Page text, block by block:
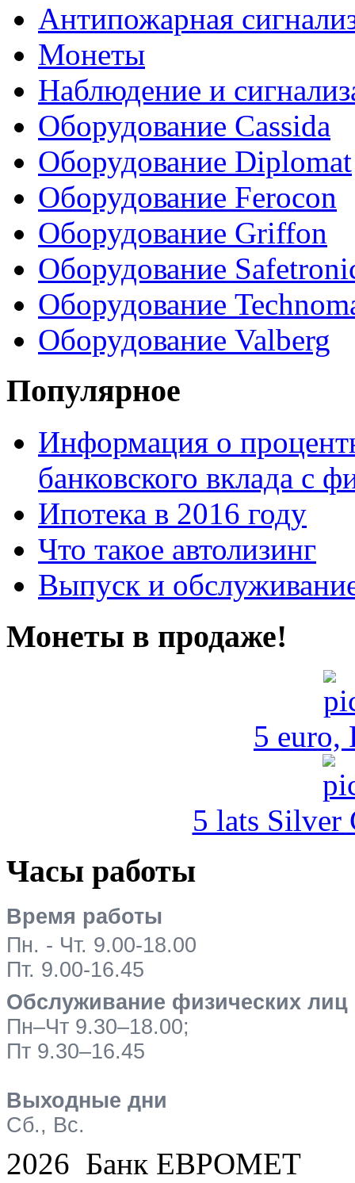
Антипожарная
Монеты
Наблюдение и
Оборудование Cassida
Оборудование Diplomat
Оборудование Ferocon
Оборудование Griffon
Оборудование
Оборудование
Оборудование Valberg
Популярное
Информация о
банковского вклада с
Ипотека в 2016 году
Что такое автолизинг
Выпуск и
Монеты в продаже!
5 euro,
5 lats Silver
Часы работы
Время работы
Пн. - Чт. 9.00-18.00
Пт. 9.00-16.45
Обслуживание физических лиц
Пн–Чт 9.30–18.00;
Пт 9.30–16.45
Выходные дни
Сб., Вс.
2026 Банк ЕВРОМЕТ